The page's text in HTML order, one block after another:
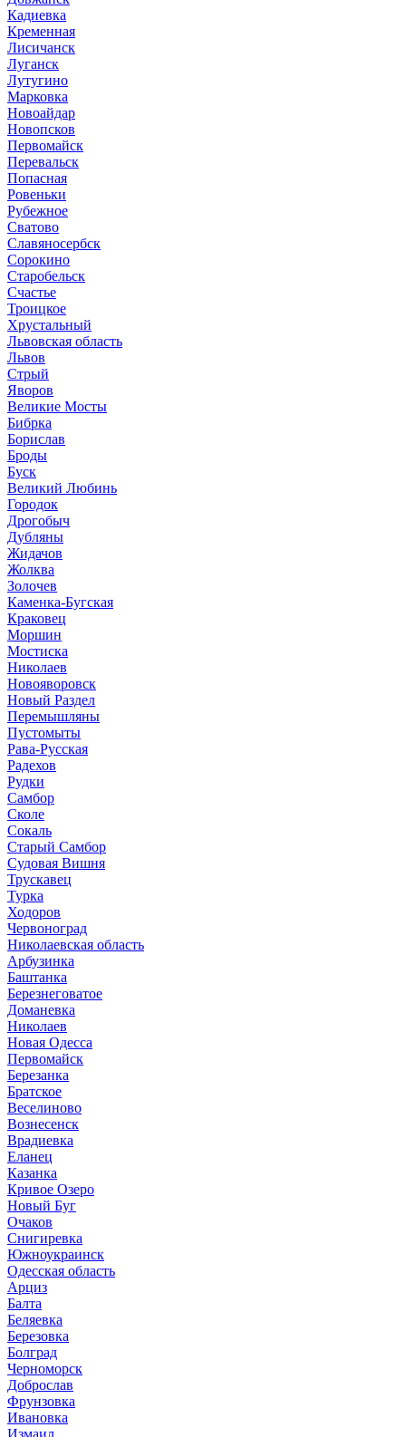
Кадиевка
Кременная
Лисичанск
Луганск
Лутугино
Марковка
Новоайдар
Новопсков
Первомайск
Перевальск
Попасная
Ровеньки
Рубежное
Сватово
Славяносербск
Сорокино
Старобельск
Счастье
Троицкое
Хрустальный
Львовская область
Львов
Стрый
Яворов
Великие Мосты
Бибрка
Борислав
Броды
Буск
Великий Любинь
Городок
Дрогобыч
Дубляны
Жидачов
Жолква
Золочев
Каменка-Бугская
Краковец
Моршин
Мостиска
Николаев
Новояворовск
Новый Раздел
Перемышляны
Пустомыты
Рава-Русская
Радехов
Рудки
Самбор
Сколе
Сокаль
Старый Самбор
Судовая Вишня
Трускавец
Турка
Ходоров
Червоноград
Николаевская область
Арбузинка
Баштанка
Березнеговатое
Доманевка
Николаев
Новая Одесса
Первомайск
Березанка
Братское
Веселиново
Вознесенск
Врадиевка
Еланец
Казанка
Кривое Озеро
Новый Буг
Очаков
Снигиревка
Южноукраинск
Одесская область
Арциз
Балта
Беляевка
Березовка
Болград
Черноморск
Доброслав
Фрунзовка
Ивановка
Измаил